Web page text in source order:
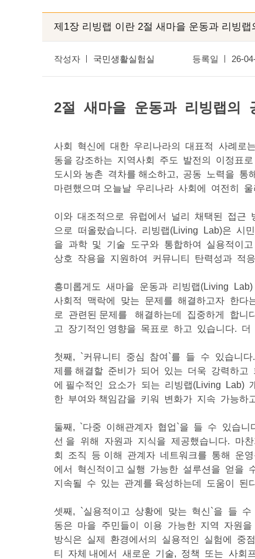
제1장 리빙랩 이란 2절 새마을 운동과 리빙랩
작성자 국민생활실험실 등록일 26-
2절 새마을 운동과 리빙랩의
사회 혁신에 대한 우리나라의 대표적 사례로
동을 강조하는 지역사회 주도 발전의 이정표
도시와 농촌 격차를 해소하고, 공동 노력을
마련했으며 오늘날 우리나라 사회에 여전히
이와 대조적으로 유럽에서 널리 채택된 접근
으로 떠올랐습니다. 리빙랩(Living Lab)은
을 과학 및 기술 도구와 통합하여 실용적이
상호 작용을 지원하여 커뮤니티 탄력성과 적
흥미롭게도 새마을 운동과 리빙랩(Living
사회적 맥락에 맞는 문제를 해결하고자 한
로 관련된 문제를 해결하는데 집중하게 합
고 장기적인 영향을 목표로 하고 있습니다.
첫째, `커뮤니티 중심 참여`를 들 수 있습니
제를 해결할 준비가 되어 있는 더욱 강력하고
에 필수적인 요소가 되는 리빙랩(Living Lab)
한 부여와 책임감을 키워 변화가 지속 가능하
둘째, `다중 이해관계자 협업`을 들 수 있습
선 을 위해 자원과 지식을 제공했습니다. 마
회 조직 등 이해 관계자 네트워크를 통해 운
에서 혁신적이고 실행 가능한 설루션을 얻을
지속될 수 있는 관계를 육성하는데 도움이 된
셋째, `실용적이고 상황에 맞는 혁신`을 들
동은 마을 주민들이 이용 가능한 지역 자원
방식은 실제 환경에서의 실용적인 실험에 중
티 자체 내에서 새로운 기술, 정책 또는 사회